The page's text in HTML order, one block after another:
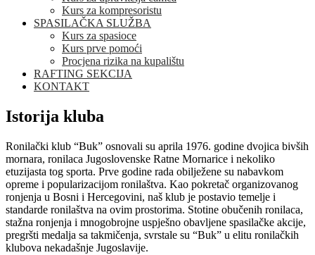
Kurs za kompresoristu
SPASILAČKA SLUŽBA
Kurs za spasioce
Kurs prve pomoći
Procjena rizika na kupalištu
RAFTING SEKCIJA
KONTAKT
Istorija kluba
Ronilački klub “Buk” osnovali su aprila 1976. godine dvojica bivših
mornara, ronilaca Jugoslovenske Ratne Mornarice i nekoliko
etuzijasta tog sporta. Prve godine rada obilježene su nabavkom
opreme i popularizacijom ronilaštva. Kao pokretač organizovanog
ronjenja u Bosni i Hercegovini, naš klub je postavio temelje i
standarde ronilaštva na ovim prostorima. Stotine obučenih ronilaca,
stažna ronjenja i mnogobrojne uspješno obavljene spasilačke akcije,
pregršti medalja sa takmičenja, svrstale su “Buk” u elitu ronilačkih
klubova nekadašnje Jugoslavije.